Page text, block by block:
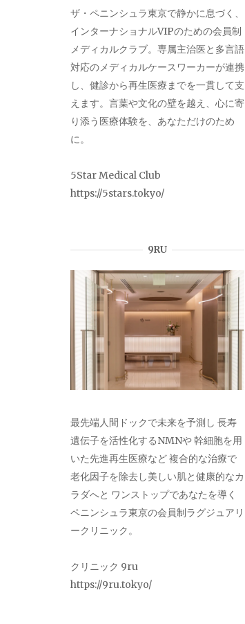
ザ・ペニンシュラ東京で静かに息づく、
インターナショナルVIPのための会員制
メディカルクラブ。専属主治医と多言語
対応のメディカルケースワーカーが連携
し、健診から再生医療までを一貫して支
えます。言葉や文化の壁を越え、心に寄
り添う医療体験を、あなただけのため
に。
5Star Medical Club
https://5stars.tokyo/
9RU
最先端人間ドックで未来を予測し 長寿
遺伝子を活性化するNMNや 幹細胞を用
いた先進再生医療など 複合的な治療で
老化因子を除去し美しい肌と健康的なカ
ラダへと ワンストップであなたを導く
ペニンシュラ東京の会員制ラグジュアリ
ークリニック。
クリニック 9ru
https://9ru.tokyo/